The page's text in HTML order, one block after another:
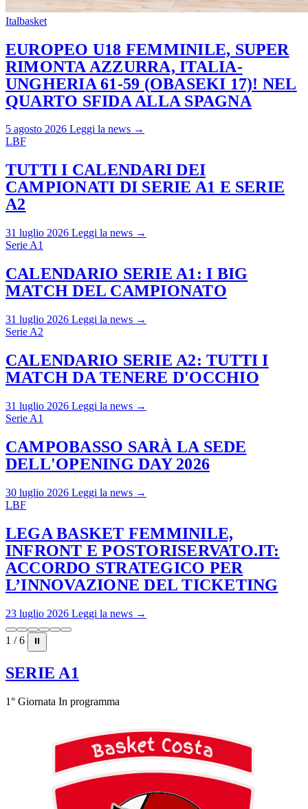
Italbasket
EUROPEO U18 FEMMINILE, SUPER
RIMONTA AZZURRA, ITALIA-
UNGHERIA 61-59 (OBASEKI 17)! NEL
QUARTO SFIDA ALLA SPAGNA
5 agosto 2026 Leggi la news →
LBF
TUTTI I CALENDARI DEI
CAMPIONATI DI SERIE A1 E SERIE
A2
31 luglio 2026 Leggi la news →
Serie A1
CALENDARIO SERIE A1: I BIG
MATCH DEL CAMPIONATO
31 luglio 2026 Leggi la news →
Serie A2
CALENDARIO SERIE A2: TUTTI I
MATCH DA TENERE D'OCCHIO
31 luglio 2026 Leggi la news →
Serie A1
CAMPOBASSO SARÀ LA SEDE
DELL'OPENING DAY 2026
30 luglio 2026 Leggi la news →
LBF
LEGA BASKET FEMMINILE,
INFRONT E POSTORISERVATO.IT:
ACCORDO STRATEGICO PER
L’INNOVAZIONE DEL TICKETING
23 luglio 2026 Leggi la news →
1 / 6 ⏸
SERIE A1
1° Giornata In programma